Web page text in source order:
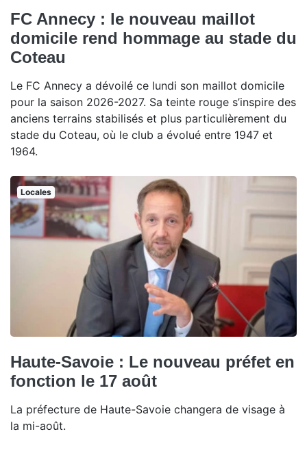
FC Annecy : le nouveau maillot
domicile rend hommage au stade du
Coteau
Le FC Annecy a dévoilé ce lundi son maillot domicile
pour la saison 2026-2027. Sa teinte rouge s’inspire des
anciens terrains stabilisés et plus particulièrement du
stade du Coteau, où le club a évolué entre 1947 et
1964.
Locales
Haute-Savoie : Le nouveau préfet en
fonction le 17 août
La préfecture de Haute-Savoie changera de visage à
la mi-août.